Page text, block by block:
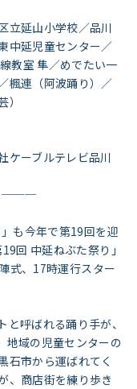
立延山小学校／品川
中延児童センター／
教室 隼／めでたい一
楓連（阿波踊り）／
ケーブルテレビ品川
）───
も今年で第19回を迎
回 中延ねぶた祭り」
式、17時運行スター
呼ばれる踊り手が、
地域の児童センターの
石市から運ばれてく
、商店街を練り歩き